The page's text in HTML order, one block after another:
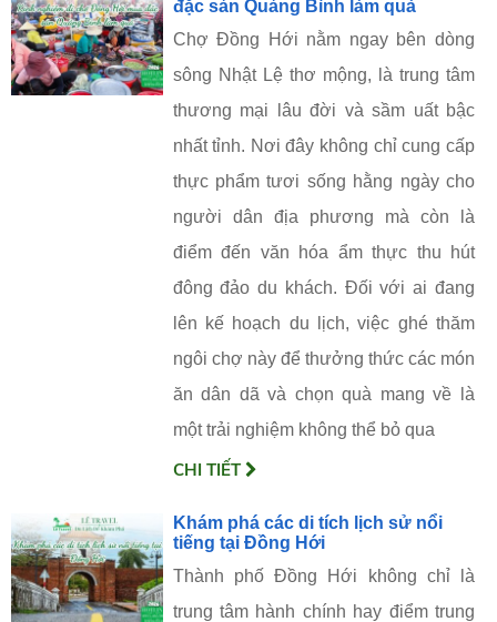
đặc sản Quảng Bình làm quà
Chợ Đồng Hới nằm ngay bên dòng
sông Nhật Lệ thơ mộng, là trung tâm
thương mại lâu đời và sầm uất bậc
nhất tỉnh. Nơi đây không chỉ cung cấp
thực phẩm tươi sống hằng ngày cho
người dân địa phương mà còn là
điểm đến văn hóa ẩm thực thu hút
đông đảo du khách. Đối với ai đang
lên kế hoạch du lịch, việc ghé thăm
ngôi chợ này để thưởng thức các món
ăn dân dã và chọn quà mang về là
một trải nghiệm không thể bỏ qua
CHI TIẾT
Khám phá các di tích lịch sử nổi
tiếng tại Đồng Hới
Thành phố Đồng Hới không chỉ là
trung tâm hành chính hay điểm trung